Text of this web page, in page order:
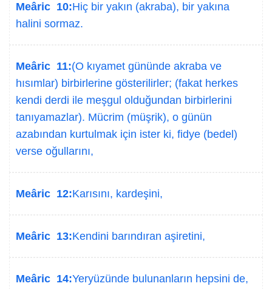
Meâric 10:Hiç bir yakın (akraba), bir yakına
halini sormaz.
Meâric 11:(O kıyamet gününde akraba ve
hısımlar) birbirlerine gösterilirler; (fakat herkes
kendi derdi ile meşgul olduğundan birbirlerini
tanıyamazlar). Mücrim (müşrik), o günün
azabından kurtulmak için ister ki, fidye (bedel)
verse oğullarını,
Meâric 12:Karısını, kardeşini,
Meâric 13:Kendini barındıran aşiretini,
Meâric 14:Yeryüzünde bulunanların hepsini de,